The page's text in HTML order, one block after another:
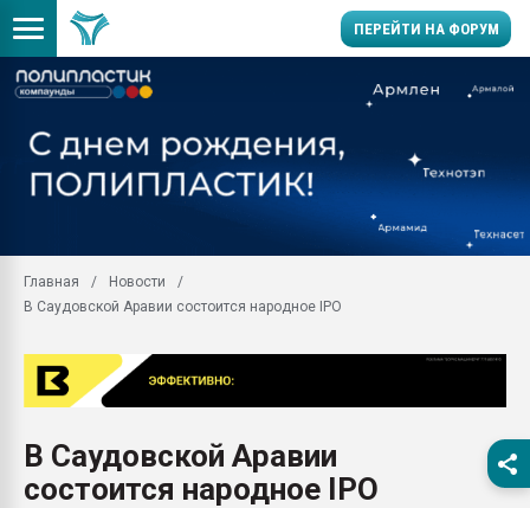
ПЕРЕЙТИ НА ФОРУМ
заводу пластмасс"
28.07.2026
28.07.2026
Главная
Новости
В Саудовской Аравии состоится народное IPO
В Саудовской Аравии
состоится народное IPO